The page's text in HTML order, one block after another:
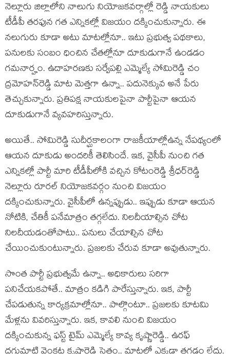
నెల్లూరు జిల్లాలోని నాలుగు నియోజ‌క‌వ‌ర్గాల్లో రెడ్డి నాయకులు
టీడీపీ త‌ర‌ఫున గ‌త ఎన్నిక‌ల్లో విజ‌యం ద‌క్కించుకున్నారు. ఈ
న‌లుగురు కూడా అటు మాట‌ల్లోనూ.. ఇటు ప్ర‌భుత్వ ప‌థ‌కాలు,
ప‌నులకు సంబం ధించిన చేత‌ల్లోనూ దూకుడుగానే ఉండ‌డం
గ‌మ‌నార్హం. ఉదాహ‌ర‌ణ‌కు స‌ర్వేప‌ల్లి ఎమ్మెల్యే సోమిరెడ్డి చం
ద్రమోహ‌న్‌రెడ్డి మాట మెత్త‌గా ఉన్నా.. ప‌దునెక్కువ అనే పేరు
తెచ్చుకున్నారు. ప్ర‌తిప‌క్ష నాయ‌కుల‌పైనా పార్టీపైనా ఆయ‌న
దూకుడుగానే వ్య‌వ‌హ‌రిస్తున్నారు.
అయితే.. సోమిరెడ్డి సుదీర్ఘ‌కాలంగా రాజ‌కీయాల్లోఉన్న నేప‌థ్యంలో
ఆయ‌న దూకుడు అంద‌రికీ తెలిసిందే. ఇక‌, వైసీపీ నుంచి గ‌త
ఎన్నిక‌ల్లో పార్టీ మారి టీడీపీలోకి వ‌చ్చిన కోటంరెడ్డి శ్రీధ‌ర్‌రెడ్డి
నెల్లూరు రూర‌ల్ నియోజ‌క‌వ‌ర్గం నుంచి విజ‌యం
ద‌క్కించుకున్నారు. వైసీపీలో ఉన్న‌ప్పుడు.. ఇప్పుడు కూడా ఆయ‌న
నోటికి, చేతికీ ప‌నేమాత్రం త‌గ్గ‌లేదు. నిల‌దీయాల్సిన చోట
నిల‌దీయ‌డంతోపాటు.. ప‌నులు చేయాల్సిన చోట
చేయించుకుంటున్నారు. ప్ర‌జ‌ల‌కు చేరువ కూడా అవుతున్నారు.
సొంత పార్టీ ప్ర‌భుత్వ‌మే ఉన్నా.. అధికారులు స‌రిగా
ప‌నిచేయ‌క‌పోతే.. మాత్రం క‌డిగి పారేస్తున్నారు. ఇక‌, పార్టీ
చేప‌డుతున్న కార్య‌క్ర‌మాల్లోనూ.. పాల్గొంటూ.. ప్ర‌జ‌ల‌కు కూట‌మి
మేళ్ల‌ను వివ‌రిస్తున్నారు. ఇక‌, కావ‌లి నుంచి విజ‌యం
ద‌క్కించుకున్న ఫ‌స్ట్ టైమ్ ఎమ్మెల్యే కావ్య కృష్ణారెడ్డి.. ఉర‌ఫ్